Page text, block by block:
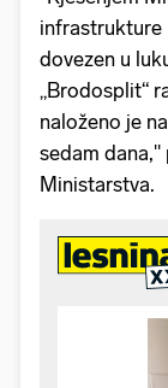
infrastrukture
dovezen u
„Brodosplit“
naloženo je
sedam
Ministarstva.